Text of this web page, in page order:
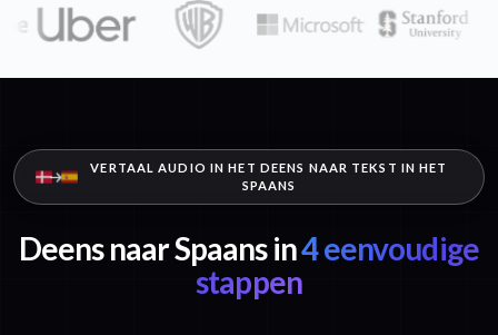
VERTAAL AUDIO IN HET DEENS NAAR TEKST IN HET
SPAANS
Deens naar Spaans in4 eenvoudige
stappen